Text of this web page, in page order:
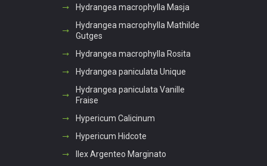
Hydrangea macrophylla Masja
Hydrangea macrophylla Mathilde
Gutges
Hydrangea macrophylla Rosita
Hydrangea paniculata Unique
Hydrangea paniculata Vanille
Fraise
Hypericum Calicinum
Hypericum Hidcote
Ilex Argenteo Marginato